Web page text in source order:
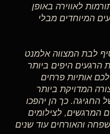
לאווירה באופן
המיוחדים מבלי
לבת המצווה אלמנט
הרגעים היפים ביותר
אותיות פרחים
המדויקת ביותר
החגיגה. כך הן יהפכו
המרגשים, לצילומים
והאורחים עוד שנים